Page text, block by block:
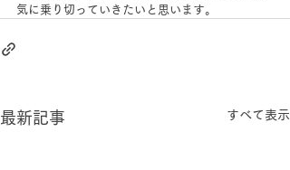
気に乗り切っていきたいと思います。
最新記事 すべて表示